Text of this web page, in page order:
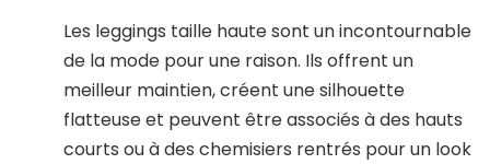
Les leggings taille haute sont un incontournable
de la mode pour une raison. Ils offrent un
meilleur maintien, créent une silhouette
flatteuse et peuvent être associés à des hauts
courts ou à des chemisiers rentrés pour un look